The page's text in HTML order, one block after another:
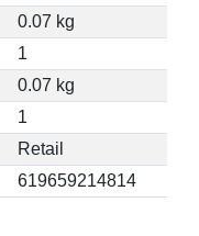
0.07 kg
1
0.07 kg
1
Retail
619659214814